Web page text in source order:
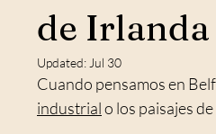
de
Updated: Jul 30
Cuando pensamos en
industrial o los paisajes